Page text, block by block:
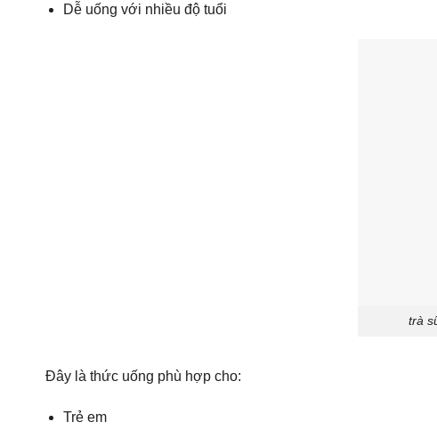
Dễ uống với nhiều độ tuổi
trà
Đây là thức uống phù hợp cho:
Trẻ em